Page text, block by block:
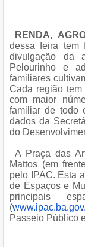
RENDA,
dessa feira tem
divulgação da
Pelourinho e
familiares
Cada região
com maior
familiar de todo
dados da
do
A Praça das
Mattos (em
pelo IPAC. Esta
de Espaços e
principais
(
Passeio Público